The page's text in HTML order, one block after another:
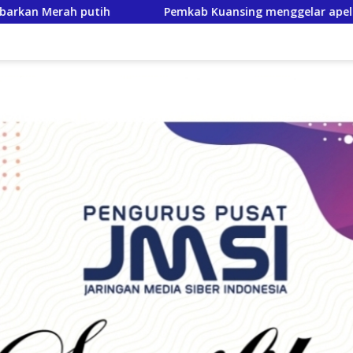
Kuansing menggelar apel pasukan, Matangkan